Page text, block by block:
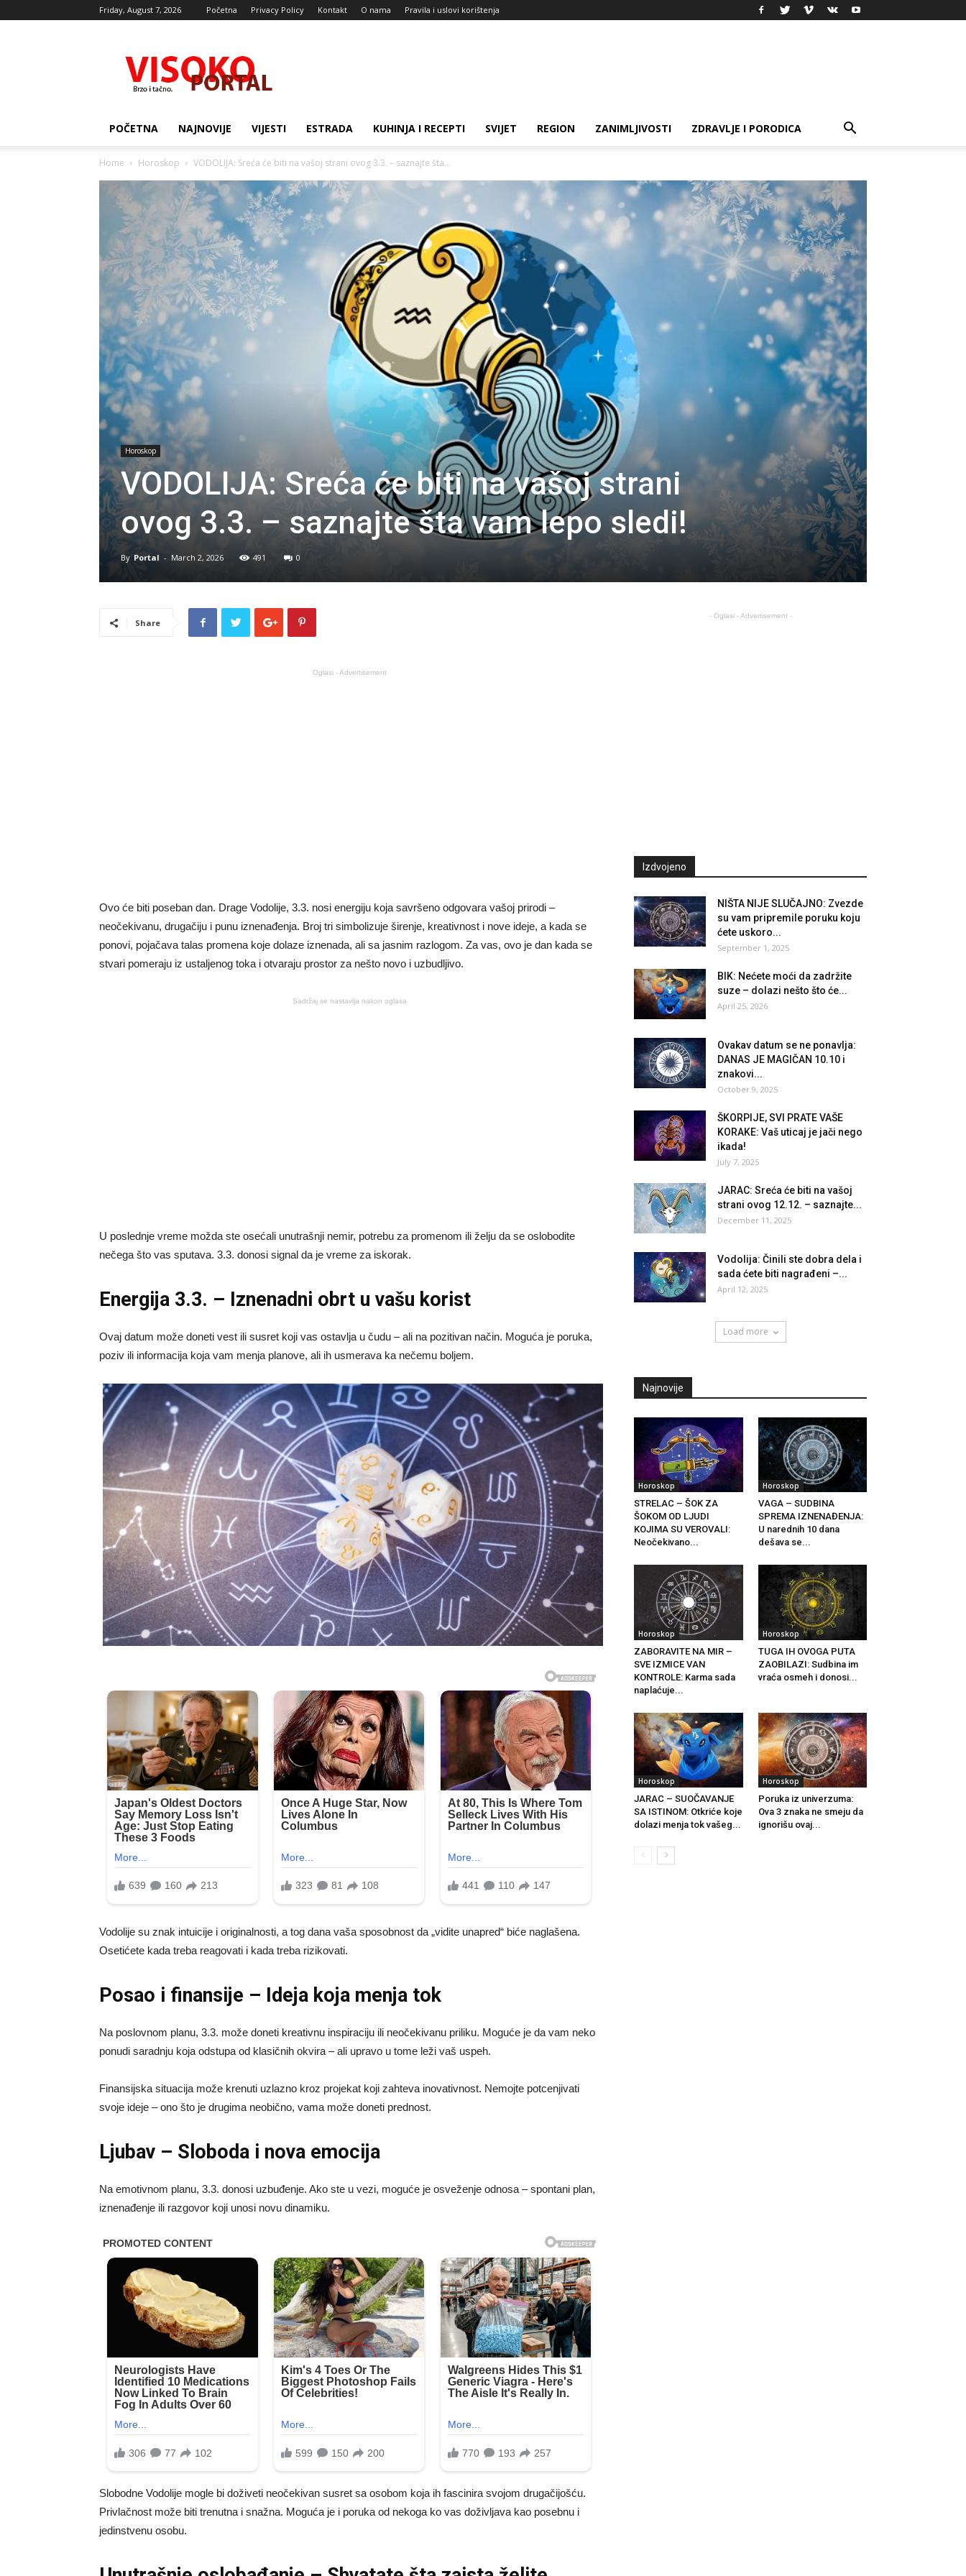
Friday, August 7, 2026 Početna Privacy Policy Kontakt O nama Pravila i uslovi korištenja
portal
POČETNA NAJNOVIJE VIJESTI ESTRADA KUHINJA I RECEPTI SVIJET REGION ZANIMLJIVOSTI ZDRAVLJE I PORODICA
Home Horoskop VODOLIJA: Sreća će biti na vašoj strani ovog 3.3. – saznajte šta...
Horoskop
VODOLIJA: Sreća će biti na vašoj strani
ovog 3.3. – saznajte šta vam lepo sledi!
By Portal - March 2, 2026 491 0
Share
Oglasi - Advertisement
Ovo će biti poseban dan. Drage Vodolije, 3.3. nosi energiju koja savršeno odgovara vašoj prirodi –
neočekivanu, drugačiju i punu iznenađenja. Broj tri simbolizuje širenje, kreativnost i nove ideje, a kada se
ponovi, pojačava talas promena koje dolaze iznenada, ali sa jasnim razlogom. Za vas, ovo je dan kada se
stvari pomeraju iz ustaljenog toka i otvaraju prostor za nešto novo i uzbudljivo.
Sadržaj se nastavlja nakon oglasa
U poslednje vreme možda ste osećali unutrašnji nemir, potrebu za promenom ili želju da se oslobodite
nečega što vas sputava. 3.3. donosi signal da je vreme za iskorak.
Energija 3.3. – Iznenadni obrt u vašu korist
Ovaj datum može doneti vest ili susret koji vas ostavlja u čudu – ali na pozitivan način. Moguća je poruka,
poziv ili informacija koja vam menja planove, ali ih usmerava ka nečemu boljem.
Vodolije su znak intuicije i originalnosti, a tog dana vaša sposobnost da „vidite unapred“ biće naglašena.
Osetićete kada treba reagovati i kada treba rizikovati.
Posao i finansije – Ideja koja menja tok
Na poslovnom planu, 3.3. može doneti kreativnu inspiraciju ili neočekivanu priliku. Moguće je da vam neko
ponudi saradnju koja odstupa od klasičnih okvira – ali upravo u tome leži vaš uspeh.
Finansijska situacija može krenuti uzlazno kroz projekat koji zahteva inovativnost. Nemojte potcenjivati
svoje ideje – ono što je drugima neobično, vama može doneti prednost.
Ljubav – Sloboda i nova emocija
Na emotivnom planu, 3.3. donosi uzbuđenje. Ako ste u vezi, moguće je osveženje odnosa – spontani plan,
iznenađenje ili razgovor koji unosi novu dinamiku.
Slobodne Vodolije mogle bi doživeti neočekivan susret sa osobom koja ih fascinira svojom drugačijošću.
Privlačnost može biti trenutna i snažna. Moguća je i poruka od nekoga ko vas doživljava kao posebnu i
jedinstvenu osobu.
- Oglasi - Advertisement -
Izdvojeno
NIŠTA NIJE SLUČAJNO: Zvezde
su vam pripremile poruku koju
ćete uskoro...
September 1, 2025
BIK: Nećete moći da zadržite
suze – dolazi nešto što će...
April 25, 2026
Ovakav datum se ne ponavlja:
DANAS JE MAGIČAN 10.10 i
znakovi...
October 9, 2025
ŠKORPIJE, SVI PRATE VAŠE
KORAKE: Vaš uticaj je jači nego
ikada!
July 7, 2025
JARAC: Sreća će biti na vašoj
strani ovog 12.12. – saznajte...
December 11, 2025
Vodolija: Činili ste dobra dela i
sada ćete biti nagrađeni –...
April 12, 2025
Load more
Najnovije
Horoskop
STRELAC – ŠOK ZA
ŠOKOM OD LJUDI
KOJIMA SU VEROVALI:
Neočekivano...
Horoskop
VAGA – SUDBINA
SPREMA IZNENAĐENJA:
U narednih 10 dana
dešava se...
Horoskop
ZABORAVITE NA MIR –
SVE IZMICE VAN
KONTROLE: Karma sada
naplaćuje...
Horoskop
TUGA IH OVOGA PUTA
ZAOBILAZI: Sudbina im
vraća osmeh i donosi...
Horoskop
JARAC – SUOČAVANJE
SA ISTINOM: Otkriće koje
dolazi menja tok vašeg...
Horoskop
Poruka iz univerzuma:
Ova 3 znaka ne smeju da
ignorišu ovaj...